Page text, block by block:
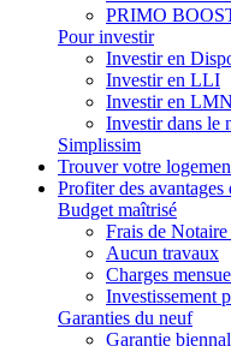
PRIMO
Pour investir
Investir en
Investir en LLI
Investir en
Investir dans le
Simplissim
Trouver votre
Profiter des avantages
Budget maîtrisé
Frais de
Aucun travaux
Charges
Investissement
Garanties du neuf
Garantie